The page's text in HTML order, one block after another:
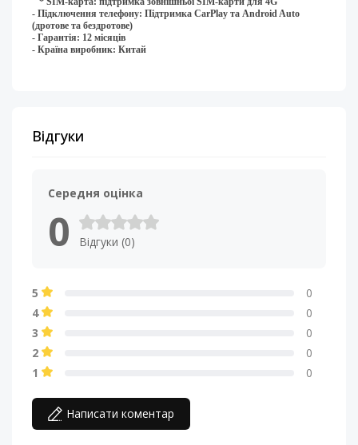
- Підключення телефону: Підтримка CarPlay та Android Auto
(дротове та бездротове)​
- Гарантія: 12 місяців
- Країна виробник: Китай
Відгуки
Середня оцінка
0 Відгуки (0)
5
0
4
0
3
0
2
0
1
0
Написати коментар